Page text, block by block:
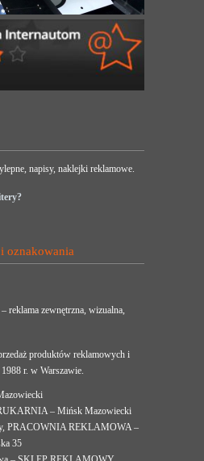
napisy, naklejki reklamowe.
oznakowania
reklama zewnętrzna, wizualna,
produktów reklamowych i
r. w Warszawie.
– Mińsk Mazowiecki
PRACOWNIA REKLAMOWA –
35